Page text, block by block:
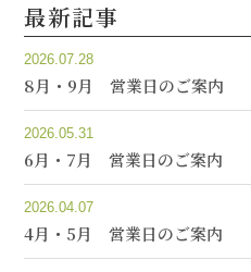
最新記事
2026.07.28
8月・9月 営業日のご案内
2026.05.31
6月・7月 営業日のご案内
2026.04.07
4月・5月 営業日のご案内